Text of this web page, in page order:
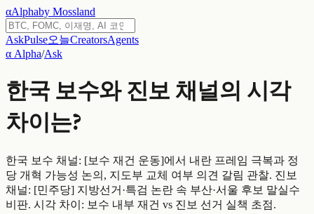
αAlphaby Mossland
AskPulse오늘CreatorsAgents
α Alpha/Ask
한국 보수와 진보 채널의 시각
차이는?
한국 보수 채널: [보수 재건 운동]에서 내란 프레임 극복과 정
당 개혁 가능성 논의, 지도부 교체 여부 의견 갈림 관찰. 진보
채널: [민주당] 지방선거·특검 논란 속 부산·서울 후보 말실수
비판. 시각 차이: 보수 내부 재건 vs 진보 선거 실책 초점.